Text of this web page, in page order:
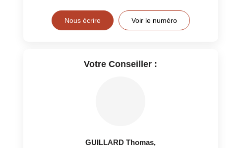
Nous écrire Voir le numéro
Votre Conseiller :
GUILLARD Thomas,